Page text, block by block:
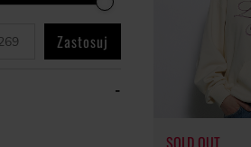
Zastosuj
SOLD OUT